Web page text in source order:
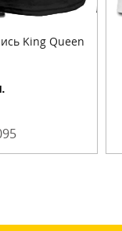
King Queen